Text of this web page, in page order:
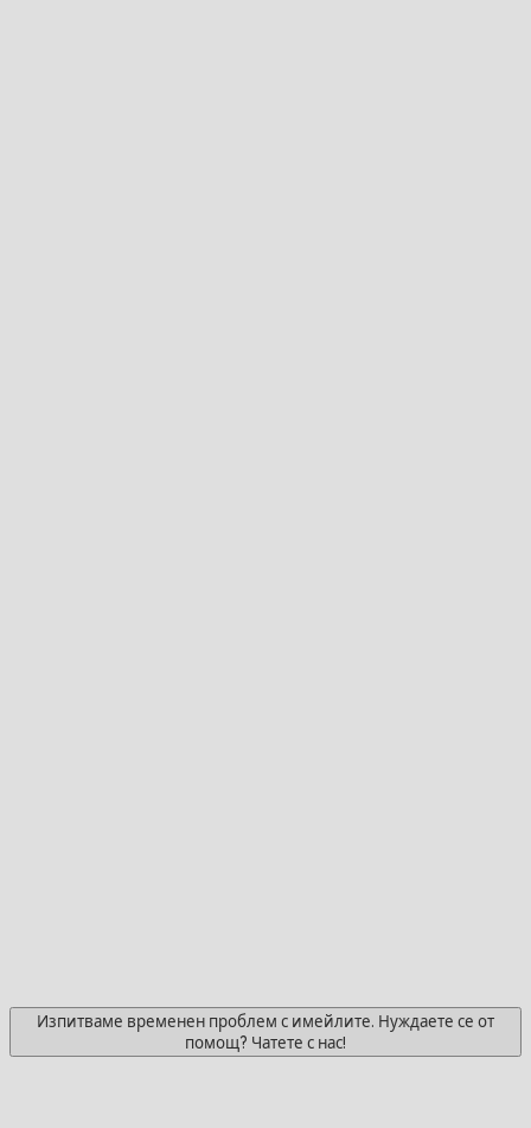
Изпитваме временен проблем с имейлите. Нуждаете се от
помощ? Чатете с нас!